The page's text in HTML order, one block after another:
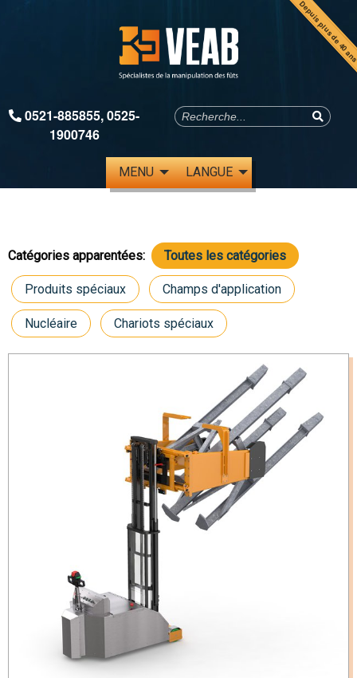
Depuis plus de
0521-885855,0525-
1900746
MENU LANGUE
Catégories apparentées: Toutes les catégories
Produits spéciaux Champs d'application
Nucléaire Chariots spéciaux